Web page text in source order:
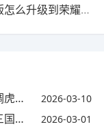
下一篇：冠军版怎么升级到荣耀版?(冠军版怎么升级到荣耀版本)
用) 2026-03-10
词) 2026-03-01